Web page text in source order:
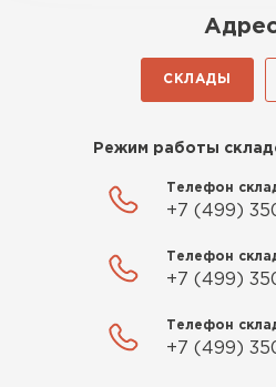
СКЛАДЫ
Режим работы
Телефон
+7 (499)
Телефон
+7 (499)
Телефон
+7 (499)